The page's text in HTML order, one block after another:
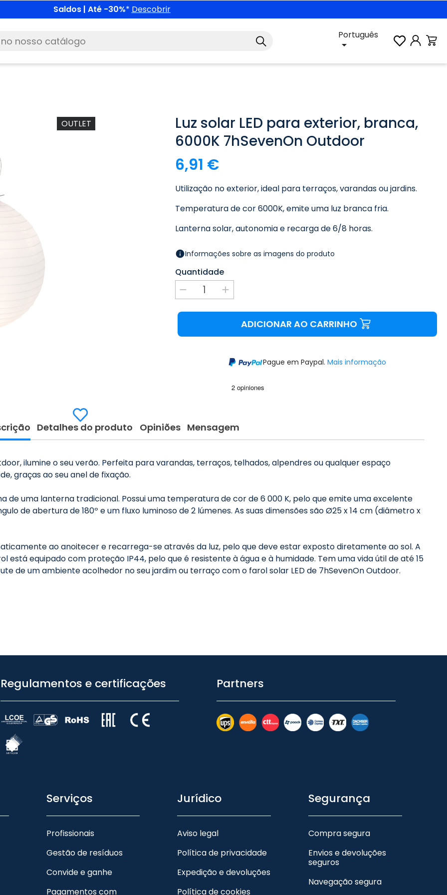
Saldos | Até -30%* Descobrir
Português

OUTLET
Luz solar LED para exterior, branca,
6000K 7hSevenOn Outdoor
6,91 €
Utilização no exterior, ideal para terraços, varandas ou jardins.
Temperatura de cor 6000K, emite uma luz branca fria.
Lanterna solar, autonomia e recarga de 6/8 horas.
Informações sobre as imagens do produto
Quantidade
ADICIONAR AO CARRINHO
Pague em Paypal.Mais informação
Detalhes do produto Opiniões Mensagem
ilumine o seu verão. Perfeita para varandas, terraços, telhados, alpendres ou qualquer espaço
graças ao seu anel de fixação.
uma lanterna tradicional. Possui uma temperatura de cor de 6 000 K, pelo que emite uma excelente
de abertura de 180º e um fluxo luminoso de 2 lúmenes. As suas dimensões são Ø25 x 14 cm (diâmetro x
ao anoitecer e recarrega-se através da luz, pelo que deve estar exposto diretamente ao sol. A
está equipado com proteção IP44, pelo que é resistente à água e à humidade. Tem uma vida útil de até 15
de um ambiente acolhedor no seu jardim ou terraço com o farol solar LED de 7hSevenOn Outdoor.
Regulamentos e certificações Partners
Serviços
Profissionais
Gestão de resíduos
Convide e ganhe
Pagamentos com
Jurídico
Aviso legal
Política de privacidade
Expedição e devoluções
Política de cookies
Segurança
Compra segura
Envios e devoluções
seguros
Navegação segura